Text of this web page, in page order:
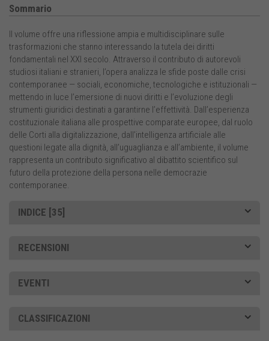
Sommario
Il volume offre una riflessione ampia e multidisciplinare sulle
trasformazioni che stanno interessando la tutela dei diritti
fondamentali nel XXI secolo. Attraverso il contributo di autorevoli
studiosi italiani e stranieri, l’opera analizza le sfide poste dalle crisi
contemporanee — sociali, economiche, tecnologiche e istituzionali —
mettendo in luce l’emersione di nuovi diritti e l’evoluzione degli
strumenti giuridici destinati a garantirne l’effettività. Dall’esperienza
costituzionale italiana alle prospettive comparate europee, dal ruolo
delle Corti alla digitalizzazione, dall’intelligenza artificiale alle
questioni legate alla dignità, all’uguaglianza e all’ambiente, il volume
rappresenta un contributo significativo al dibattito scientifico sul
futuro della protezione della persona nelle democrazie
contemporanee.
INDICE [35]
RECENSIONI
EVENTI
CLASSIFICAZIONI